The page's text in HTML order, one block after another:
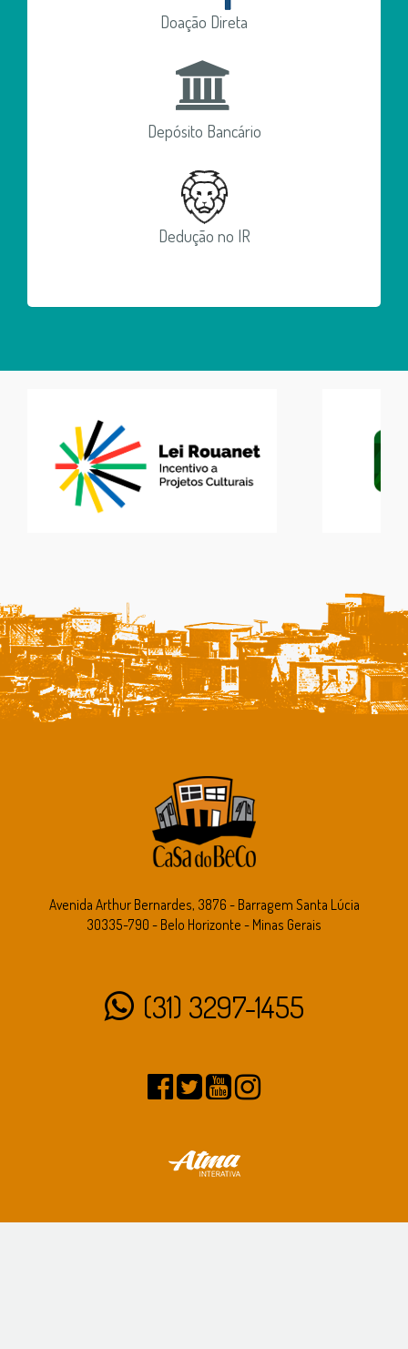
Doação Direta
Depósito Bancário
Dedução no IR
Avenida Arthur Bernardes, 3876 - Barragem Santa Lúcia
30335-790 - Belo Horizonte - Minas Gerais
(31) 3297-1455